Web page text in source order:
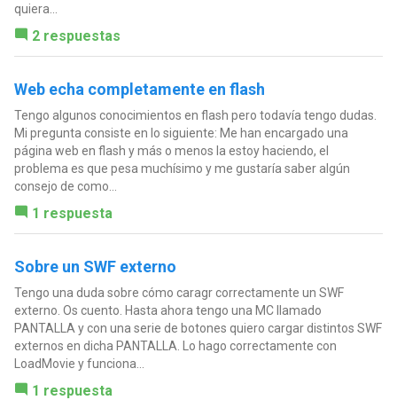
quiera...
2 respuestas
Web echa completamente en flash
Tengo algunos conocimientos en flash pero todavía tengo dudas.
Mi pregunta consiste en lo siguiente: Me han encargado una
página web en flash y más o menos la estoy haciendo, el
problema es que pesa muchísimo y me gustaría saber algún
consejo de como...
1 respuesta
Sobre un SWF externo
Tengo una duda sobre cómo caragr correctamente un SWF
externo. Os cuento. Hasta ahora tengo una MC llamado
PANTALLA y con una serie de botones quiero cargar distintos SWF
externos en dicha PANTALLA. Lo hago correctamente con
LoadMovie y funciona...
1 respuesta